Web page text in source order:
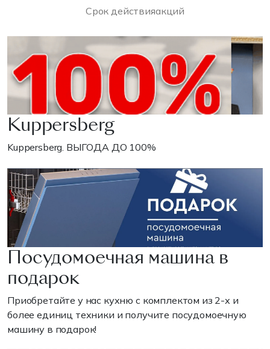
Срок действияакций
Kuppersberg
Kuppersberg. ВЫГОДА ДО 100%
Посудомоечная машина в
подарок
Приобретайте у нас кухню с комплектом из 2-х и
более единиц техники и получите посудомоечную
машину в подарок!